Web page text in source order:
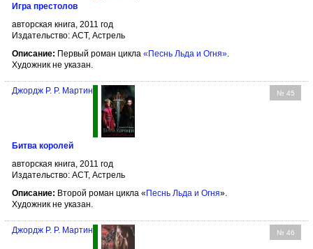
Игра престолов
авторская книга, 2011 год
Издательство: АСТ, Астрель
Описание: Первый роман цикла «Песнь Льда и Огня»
Художник не указан.
№ 45
Джордж Р. Р. Мартин
Битва королей
авторская книга, 2011 год
Издательство: АСТ, Астрель
Описание: Второй роман цикла «Песнь Льда и Огня».
Художник не указан.
№ 46
Джордж Р. Р. Мартин